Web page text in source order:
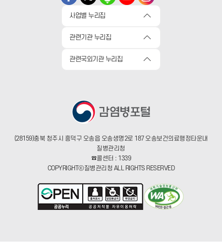
사업별 누리집
관련기관 누리집
관련국외기관 누리집
(28159)충북 청주시 흥덕구 오송읍 오송생명2로 187 오송보건의료행정타운내
질병관리청
☎콜센터 : 1339
COPYRIGHTⓒ질병관리청 ALL RIGHTS RESERVED